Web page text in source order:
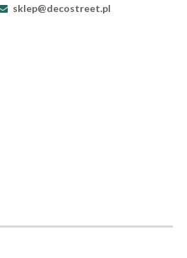
sklep@decostreet.pl